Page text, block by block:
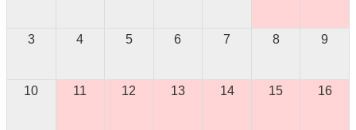
3 4 5 6 7 8 9
10 11 12 13 14 15 16